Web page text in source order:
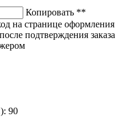
Копировать **
на странице оформления
подтверждения заказа
90